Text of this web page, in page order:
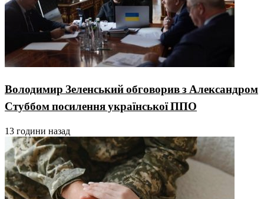
Володимир Зеленський обговорив з Александром
Стуббом посилення української ППО
13 години назад